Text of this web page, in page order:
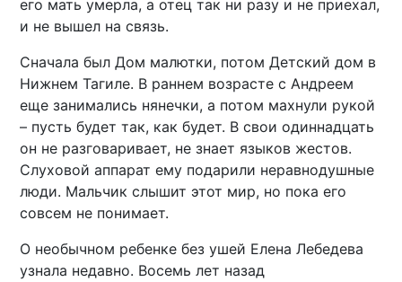
его мать умерла, а отец так ни разу и не приехал,
и не вышел на связь.
Сначала был Дом малютки, потом Детский дом в
Нижнем Тагиле. В раннем возрасте с Андреем
еще занимались нянечки, а потом махнули рукой
– пусть будет так, как будет. В свои одиннадцать
он не разговаривает, не знает языков жестов.
Слуховой аппарат ему подарили неравнодушные
люди. Мальчик слышит этот мир, но пока его
совсем не понимает.
О необычном ребенке без ушей Елена Лебедева
узнала недавно. Восемь лет назад